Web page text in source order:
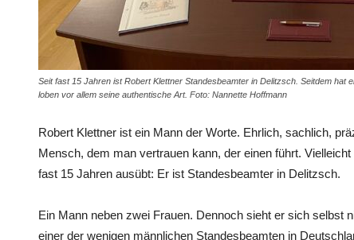
Seit fast 15 Jahren ist Robert Klettner Standesbeamter in Delitzsch. Seitdem hat
loben vor allem seine authentische Art. Foto: Nannette Hoffmann
Robert Klettner ist ein Mann der Worte. Ehrlich, sachlich,
Mensch, dem man vertrauen kann, der einen führt.
fast 15 Jahren ausübt: Er ist Standesbeamter in Delitzsch.
Ein Mann neben zwei Frauen. Dennoch sieht er sich selbst
einer der wenigen männlichen Standesbeamten in